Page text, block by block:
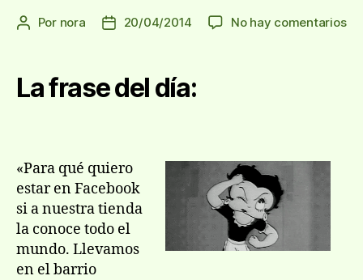
Autor
entrada
Por nora
Fecha
entrada
20/04/2014 No hay comentariosen
La frase del día:
«Para qué quiero
estar en Facebook
si a nuestra tienda
la conoce todo el
mundo. Llevamos
en el barrio